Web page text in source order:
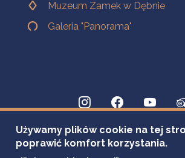
Muzeum Zamek w Dębnie
Galeria "Panorama"
Używamy plików cookie na tej
poprawić komfort korzystania.